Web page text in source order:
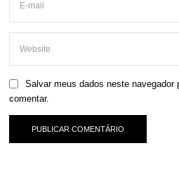
Salvar meus dados neste navegador
comentar.